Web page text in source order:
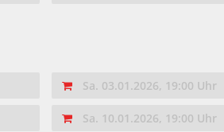
Sa. 03.01.2026, 19:00 Uhr
Sa. 10.01.2026, 19:00 Uhr